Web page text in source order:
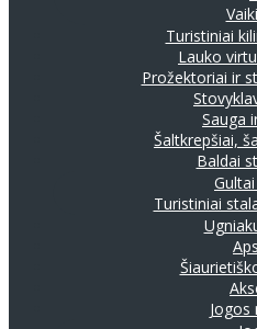
Turistiniai
Lauko
Prožektoriai ir
Sauga
Šaltkrepšiai,
Baldai
Gultai
Turistiniai
Jogos